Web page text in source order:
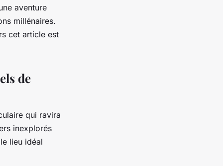
aventure
millénaires.
cet article est
de
qui ravira
inexplorés
lieu idéal